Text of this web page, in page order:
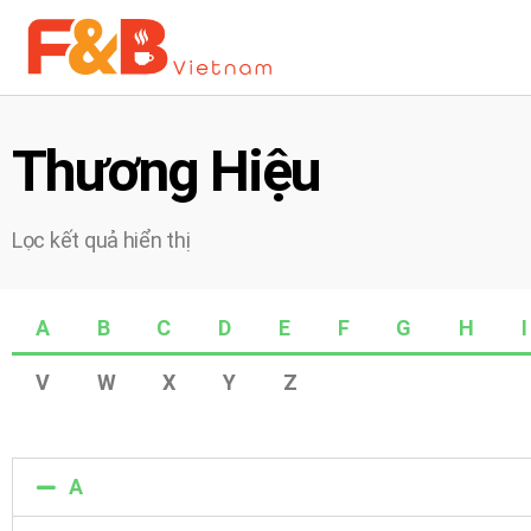
Thương Hiệu
Lọc kết quả hiển thị
A B C D E F G H I
V W X Y Z
A